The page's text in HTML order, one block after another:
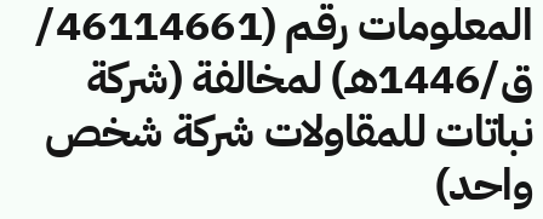
المعلومات رقم (46114661/
ق/1446هـ) لمخالفة (شركة
نباتات للمقاولات شركة شخص
واحد)